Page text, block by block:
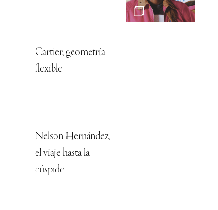
Cartier, geometría
flexible
Nelson Hernández,
el viaje hasta la
cúspide